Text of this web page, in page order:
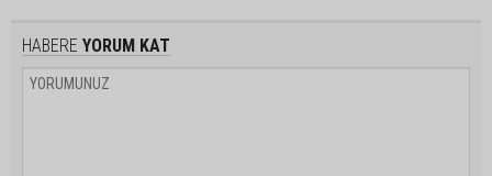
HABERE YORUM KAT